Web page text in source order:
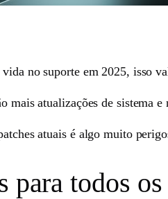
no suporte em 2025, isso
mais atualizações de sistema e
atuais é algo muito
para todos